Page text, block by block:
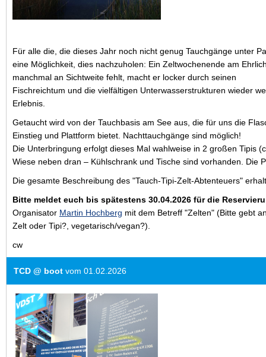
Für alle die, die dieses Jahr noch nicht genug Tauchgänge unter
eine Möglichkeit, dies nachzuholen: Ein Zeltwochenende am
manchmal an Sichtweite fehlt, macht er locker durch seinen
Fischreichtum und die vielfältigen Unterwasserstrukturen wieder
Erlebnis.
Getaucht wird von der Tauchbasis am See aus, die für uns die
Einstieg und Plattform bietet. Nachttauchgänge sind möglich!
Die Unterbringung erfolgt dieses Mal wahlweise in 2 großen Tipis
Wiese neben dran – Kühlschrank und Tische sind vorhanden. Die
Die gesamte Beschreibung des "Tauch-Tipi-Zelt-Abtenteuers"
Bitte meldet euch bis spätestens 30.04.2026 für die
Organisator Martin Hochberg mit dem Betreff "Zelten" (Bitte gebt
Zelt oder Tipi?, vegetarisch/vegan?).
cw
TCD @ bootvom 01.02.2026